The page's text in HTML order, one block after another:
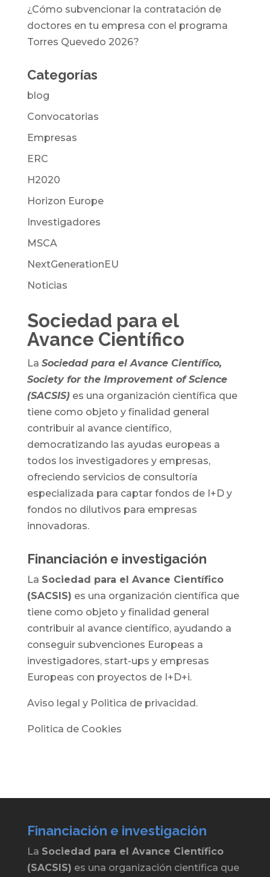
¿Cómo subvencionar la contratación de
doctores en tu empresa con el programa
Torres Quevedo 2026?
Categorías
blog
Convocatorias
Empresas
ERC
H2020
Horizon Europe
Investigadores
MSCA
NextGenerationEU
Noticias
Sociedad para el
Avance Científico
La Sociedad para el Avance Científico,
Society for the Improvement of Science
(SACSIS)es una organización científica que
tiene como objeto y finalidad general
contribuir al avance científico,
democratizando las ayudas europeas a
todos los investigadores y empresas,
ofreciendo servicios de consultoría
especializada para captar fondos de I+D y
fondos no dilutivos para empresas
innovadoras.
Financiación e investigación
La Sociedad para el Avance Científico
(SACSIS) es una organización científica que
tiene como objeto y finalidad general
contribuir al avance científico, ayudando a
conseguir subvenciones Europeas a
investigadores, start-ups y empresas
Europeas con proyectos de I+D+i.
Aviso legal y Politica de privacidad.
Politica de Cookies
Financiación e investigación
La Sociedad para el Avance Científico
(SACSIS) es una organización científica que